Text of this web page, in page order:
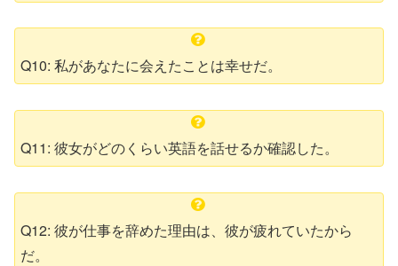
Q10: 私があなたに会えたことは幸せだ。
Q11: 彼女がどのくらい英語を話せるか確認した。
Q12: 彼が仕事を辞めた理由は、彼が疲れていたから
だ。